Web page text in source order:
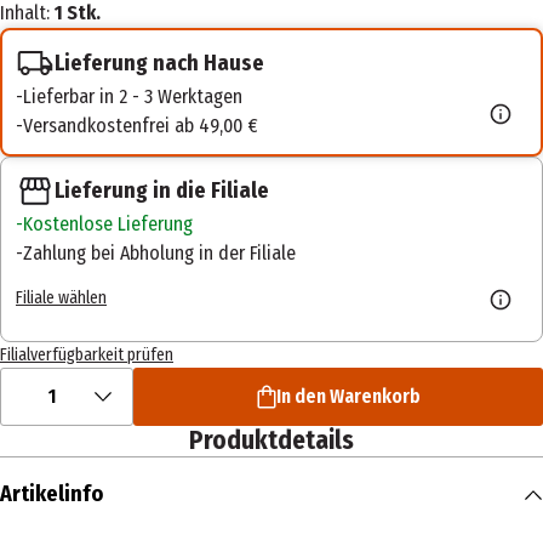
Inhalt: 1 Stk.
Lieferung nach Hause
Lieferbar in 2 - 3 Werktagen
Versandkostenfrei ab 49,00 €
Lieferung in die Filiale
Kostenlose Lieferung
Zahlung bei Abholung in der Filiale
Filiale wählen
Filialverfügbarkeit prüfen
1 In den Warenkorb
Produktdetails
Artikelinfo